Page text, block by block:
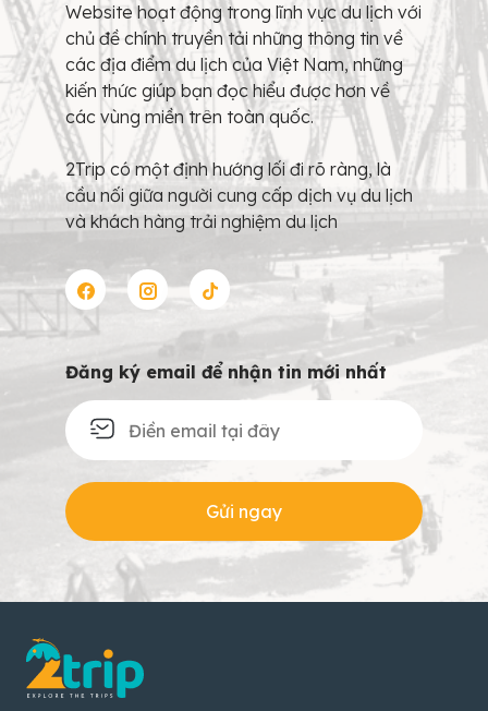
Website hoạt động trong lĩnh vực du lịch với
chủ đề chính truyền tải những thông tin về
các địa điểm du lịch của Việt Nam, những
kiến thức giúp bạn đọc hiểu được hơn về
các vùng miền trên toàn quốc.
2Trip có một định hướng lối đi rõ ràng, là
cầu nối giữa người cung cấp dịch vụ du lịch
và khách hàng trải nghiệm du lịch
Đăng ký email để nhận tin mới nhất
Gửi ngay